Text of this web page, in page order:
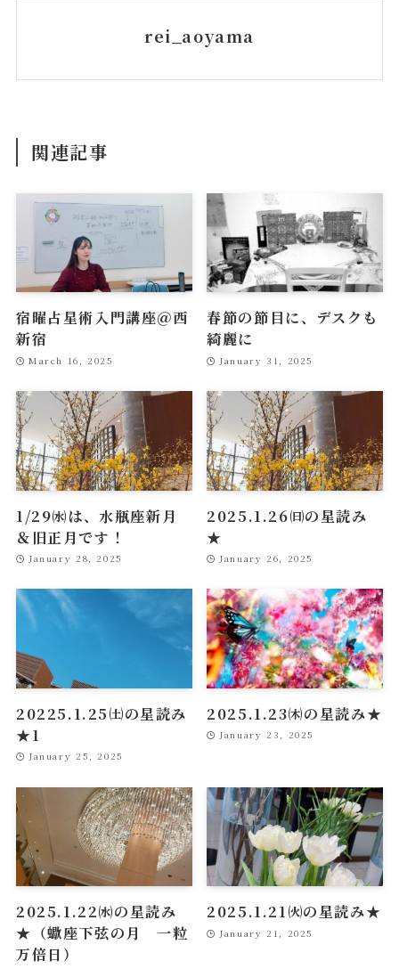
rei_aoyama
関連記事
宿曜占星術入門講座＠西
新宿
March 16, 2025
春節の節目に、デスクも
綺麗に
January 31, 2025
1/29㈬は、水瓶座新月
＆旧正月です！
January 28, 2025
2025.1.26㈰の星読み
★
January 26, 2025
20225.1.25㈯の星読み
★1
January 25, 2025
2025.1.23㈭の星読み★
January 23, 2025
2025.1.22㈬の星読み
★（蠍座下弦の月 一粒
万倍日）
2025.1.21㈫の星読み★
January 21, 2025